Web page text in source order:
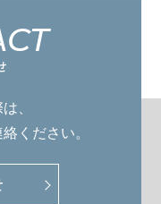
、
ください。